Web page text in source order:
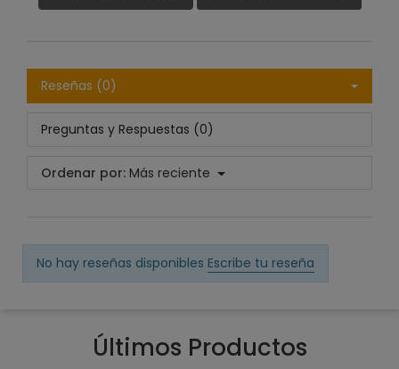
Reseñas (0)
Preguntas y Respuestas (0)
Ordenar por: Más reciente
No hay reseñas disponibles Escribe tu reseña
Últimos Productos